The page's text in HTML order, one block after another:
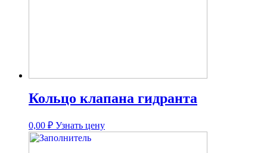
Кольцо клапана гидранта
0,00 ₽ Узнать цену